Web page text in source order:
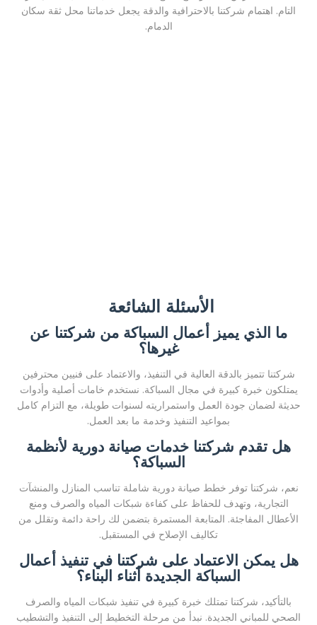
التام. اهتمام شركتنا بالاحترافية والدقة يجعل خدماتنا محل ثقة سكان
الدمام.
الأسئلة الشائعة
ما الذي يميز أعمال السباكة من شركتنا عن
غيرها؟
شركتنا تتميز بالدقة العالية في التنفيذ، والاعتماد على فنيين محترفين
يمتلكون خبرة كبيرة في مجال السباكة. نستخدم خامات أصلية وأدوات
حديثة لضمان جودة العمل واستمراريته لسنوات طويلة، مع التزام كامل
بمواعيد التنفيذ وخدمة ما بعد العمل.
هل تقدم شركتنا خدمات صيانة دورية لأنظمة
السباكة؟
نعم، شركتنا توفر خطط صيانة دورية شاملة تناسب المنازل والمنشآت
التجارية، وتهدف للحفاظ على كفاءة شبكات المياه والصرف ومنع
الأعطال المفاجئة. المتابعة المستمرة بتضمن لك راحة دائمة وتقلل من
تكاليف الإصلاح في المستقبل.
هل يمكن الاعتماد على شركتنا في تنفيذ أعمال
السباكة الجديدة أثناء البناء؟
بالتأكيد، شركتنا تمتلك خبرة كبيرة في تنفيذ شبكات المياه والصرف
الصحي للمباني الجديدة. نبدأ من مرحلة التخطيط إلى التنفيذ والتشطيب